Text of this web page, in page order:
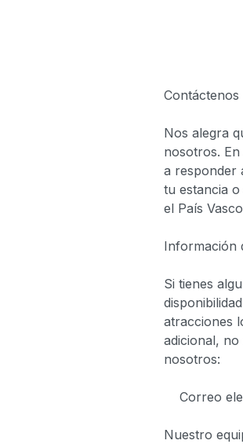
Nos alegra
nosotros.
a responder
tu estancia
el País
Información
Si tienes
atracciones
adicional,
nosotros:
Correo
Nuestro